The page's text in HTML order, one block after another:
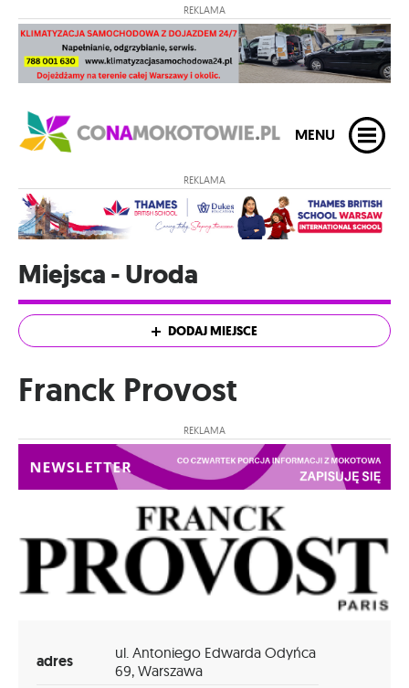
REKLAMA
MENU
REKLAMA
Miejsca - Uroda
DODAJ MIEJSCE
Franck Provost
REKLAMA
adres
ul. Antoniego Edwarda Odyńca
69, Warszawa